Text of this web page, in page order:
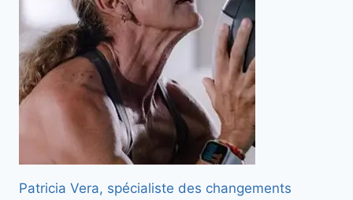
Patricia Vera, spécialiste des changements